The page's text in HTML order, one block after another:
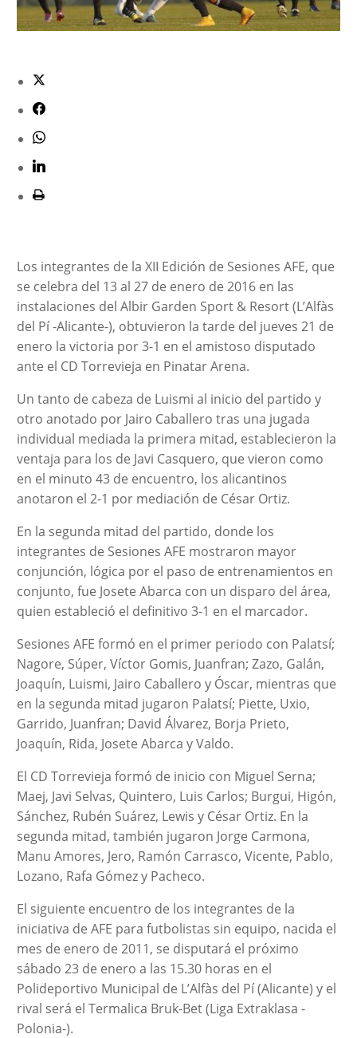
Los integrantes de la XII Edición de Sesiones AFE, que
se celebra del 13 al 27 de enero de 2016 en las
instalaciones del Albir Garden Sport & Resort (L’Alfàs
del Pí -Alicante-), obtuvieron la tarde del jueves 21 de
enero la victoria por 3-1 en el amistoso disputado
ante el CD Torrevieja en Pinatar Arena.
Un tanto de cabeza de Luismi al inicio del partido y
otro anotado por Jairo Caballero tras una jugada
individual mediada la primera mitad, establecieron la
ventaja para los de Javi Casquero, que vieron como
en el minuto 43 de encuentro, los alicantinos
anotaron el 2-1 por mediación de César Ortiz.
En la segunda mitad del partido, donde los
integrantes de Sesiones AFE mostraron mayor
conjunción, lógica por el paso de entrenamientos en
conjunto, fue Josete Abarca con un disparo del área,
quien estableció el definitivo 3-1 en el marcador.
Sesiones AFE formó en el primer periodo con Palatsí;
Nagore, Súper, Víctor Gomis, Juanfran; Zazo, Galán,
Joaquín, Luismi, Jairo Caballero y Óscar, mientras que
en la segunda mitad jugaron Palatsí; Piette, Uxio,
Garrido, Juanfran; David Álvarez, Borja Prieto,
Joaquín, Rida, Josete Abarca y Valdo.
El CD Torrevieja formó de inicio con Miguel Serna;
Maej, Javi Selvas, Quintero, Luis Carlos; Burgui, Higón,
Sánchez, Rubén Suárez, Lewis y César Ortiz. En la
segunda mitad, también jugaron Jorge Carmona,
Manu Amores, Jero, Ramón Carrasco, Vicente, Pablo,
Lozano, Rafa Gómez y Pacheco.
El siguiente encuentro de los integrantes de la
iniciativa de AFE para futbolistas sin equipo, nacida el
mes de enero de 2011, se disputará el próximo
sábado 23 de enero a las 15.30 horas en el
Polideportivo Municipal de L’Alfàs del Pí (Alicante) y el
rival será el Termalica Bruk-Bet (Liga Extraklasa -
Polonia-).